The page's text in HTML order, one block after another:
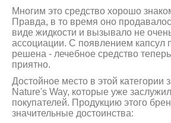
Многим это средство хорошо
Правда, в то время оно
виде жидкости и вызывало не
ассоциации. С появлением капсул
решена - лечебное средство
приятно.
Достойное место в этой категории
Nature's Way, которые уже
покупателей. Продукцию этого
значительные достоинства: